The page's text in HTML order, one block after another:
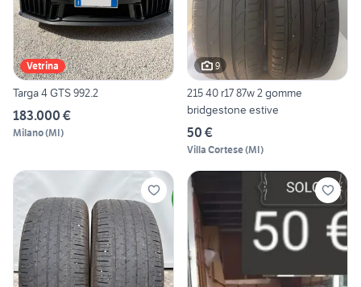
Vetrina
Targa 4 GTS 992.2
183.000 €
Milano(MI)
9
215 40 r17 87w 2 gomme
bridgestone estive
50 €
Villa Cortese(MI)